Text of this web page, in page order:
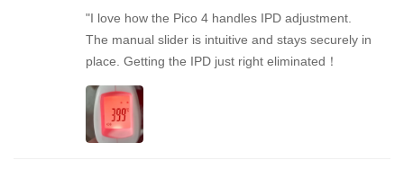
"I love how the Pico 4 handles IPD adjustment.
The manual slider is intuitive and stays securely in
place. Getting the IPD just right eliminated！